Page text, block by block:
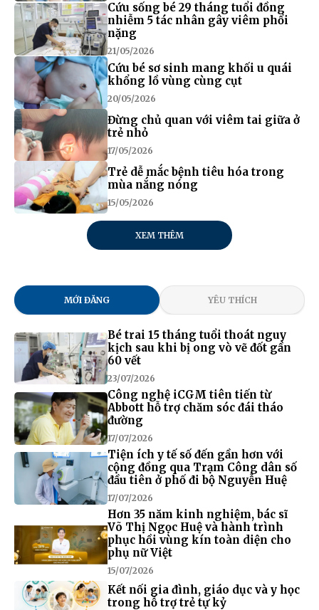
Cứu sống bé 29 tháng tuổi đồng
nhiễm 5 tác nhân gây viêm phổi
nặng
21/05/2026
Cứu bé sơ sinh mang khối u quái
khổng lồ vùng cùng cụt
20/05/2026
Đừng chủ quan với viêm tai giữa ở
trẻ nhỏ
17/05/2026
Trẻ dễ mắc bệnh tiêu hóa trong
mùa nắng nóng
15/05/2026
XEM THÊM
MỚI ĐĂNG YÊU THÍCH
Bé trai 15 tháng tuổi thoát nguy
kịch sau khi bị ong vò vẽ đốt gần
60 vết
23/07/2026
Công nghệ iCGM tiên tiến từ
Abbott hỗ trợ chăm sóc đái tháo
đường
17/07/2026
Tiện ích y tế số đến gần hơn với
cộng đồng qua Trạm Công dân số
đầu tiên ở phố đi bộ Nguyễn Huệ
17/07/2026
Hơn 35 năm kinh nghiệm, bác sĩ
Võ Thị Ngọc Huệ và hành trình
phục hồi vùng kín toàn diện cho
phụ nữ Việt
15/07/2026
Kết nối gia đình, giáo dục và y học
trong hỗ trợ trẻ tự kỷ